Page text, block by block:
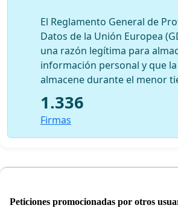
El Reglamento General de
Datos de la Unión Europea
una razón legítima para
información personal y que
almacene durante el menor
1.336
Firmas
Peticiones promocionadas por otros